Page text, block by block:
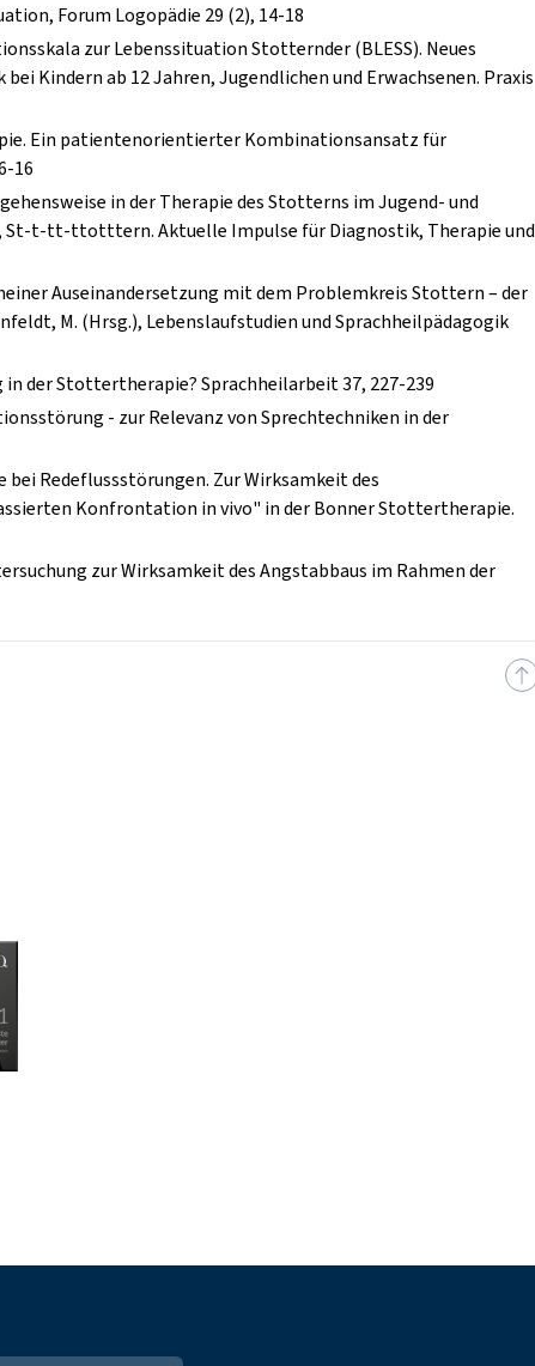
Forum Logopädie 29 (2), 14-18
zur Lebenssituation Stotternder (BLESS). Neues
Kindern ab 12 Jahren, Jugendlichen und Erwachsenen. Praxis
Ein patientenorientierter Kombinationsansatz für
16
in der Therapie des Stotterns im Jugend- und
St-t-tt-ttotttern. Aktuelle Impulse für Diagnostik, Therapie und
Auseinandersetzung mit dem Problemkreis Stottern – der
M. (Hrsg.), Lebenslaufstudien und Sprachheilpädagogik
der Stottertherapie? Sprachheilarbeit 37, 227-239
- zur Relevanz von Sprechtechniken in der
bei Redeflussstörungen. Zur Wirksamkeit des
Konfrontation in vivo" in der Bonner Stottertherapie.
zur Wirksamkeit des Angstabbaus im Rahmen der